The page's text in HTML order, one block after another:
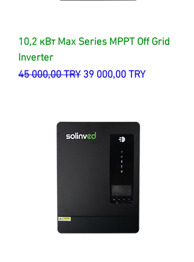
10,2 кВт Max Series MPPT Off Grid
Inverter
Обычная цена
45 000,00 TRY Цена со скидкой
39 000,00 TRY